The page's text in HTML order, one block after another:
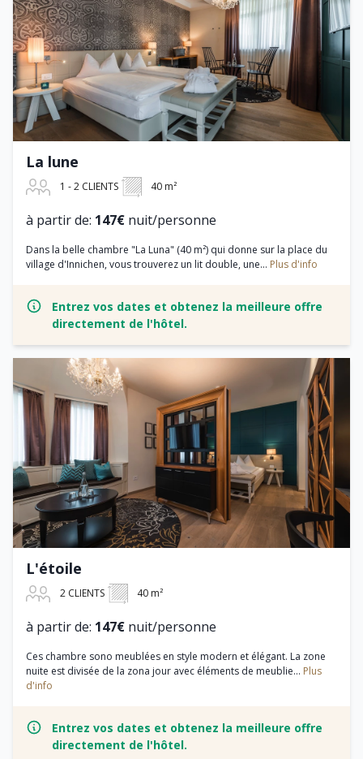
La lune
1 - 2 CLIENTS 40 m²
à partir de: 147€ nuit/personne
Dans la belle chambre "La Luna" (40 m²) qui donne sur la place du
village d'Innichen, vous trouverez un lit double, une... Plus d'info
Entrez vos dates et obtenez la meilleure offre
directement de l'hôtel.
L'étoile
2 CLIENTS 40 m²
à partir de: 147€ nuit/personne
Ces chambre sono meublées en style modern et élégant. La zone
nuite est divisée de la zona jour avec éléments de meublie... Plus
d'info
Entrez vos dates et obtenez la meilleure offre
directement de l'hôtel.